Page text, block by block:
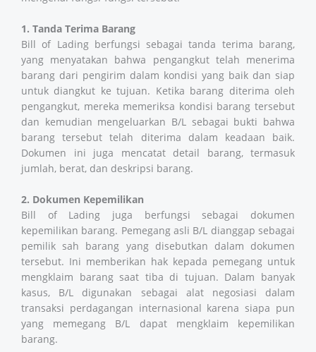
1. Tanda Terima Barang
Bill of Lading berfungsi sebagai tanda terima barang,
yang menyatakan bahwa pengangkut telah menerima
barang dari pengirim dalam kondisi yang baik dan siap
untuk diangkut ke tujuan. Ketika barang diterima oleh
pengangkut, mereka memeriksa kondisi barang tersebut
dan kemudian mengeluarkan B/L sebagai bukti bahwa
barang tersebut telah diterima dalam keadaan baik.
Dokumen ini juga mencatat detail barang, termasuk
jumlah, berat, dan deskripsi barang.
2. Dokumen Kepemilikan
Bill of Lading juga berfungsi sebagai dokumen
kepemilikan barang. Pemegang asli B/L dianggap sebagai
pemilik sah barang yang disebutkan dalam dokumen
tersebut. Ini memberikan hak kepada pemegang untuk
mengklaim barang saat tiba di tujuan. Dalam banyak
kasus, B/L digunakan sebagai alat negosiasi dalam
transaksi perdagangan internasional karena siapa pun
yang memegang B/L dapat mengklaim kepemilikan
barang.